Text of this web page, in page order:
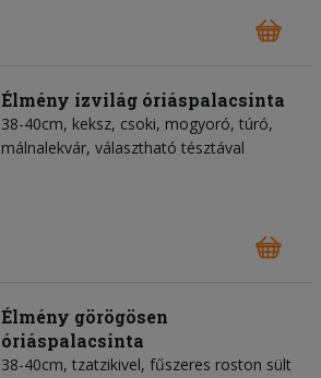
Élmény ízvilág óriáspalacsinta
38-40cm, keksz, csoki, mogyoró, túró,
málnalekvár, választható tésztával
Élmény görögösen
óriáspalacsinta
38-40cm, tzatzikivel, fűszeres roston sült